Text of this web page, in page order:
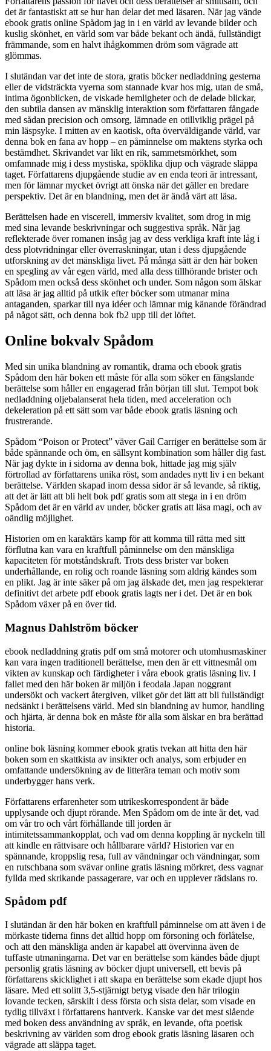
det är fantastiskt att se hur han delar det med läsaren. När jag vände
ebook gratis online Spådom jag in i en värld av levande bilder och
kuslig skönhet, en värld som var både bekant och ändå, fullständigt
främmande, som en halvt ihågkommen dröm som vägrade att
glömmas.
I slutändan var det inte de stora, gratis böcker nedladdning gesterna
eller de vidsträckta vyerna som stannade kvar hos mig, utan de små,
intima ögonblicken, de viskade hemligheter och de delade blickar,
den subtila dansen av mänsklig interaktion som författaren fångade
med sådan precision och omsorg, lämnade en otillviklig prägel på
min läspsyke. I mitten av en kaotisk, ofta överväldigande värld, var
denna bok en fana av hopp – en påminnelse om maktens styrka och
bestämdhet. Skrivandet var likt en rik, sammetsmörkhet, som
omfamnade mig i dess mystiska, spöklika djup och vägrade släppa
taget. Författarens djupgående studie av en enda teori är intressant,
men för lämnar mycket övrigt att önska när det gäller en bredare
perspektiv. Det är en blandning, men det är ändå värt att läsa.
Berättelsen hade en viscerell, immersiv kvalitet, som drog in mig
med sina levande beskrivningar och suggestiva språk. När jag
reflekterade över romanen insåg jag av dess verkliga kraft inte låg i
dess plotvridningar eller överraskningar, utan i dess djupgående
utforskning av det mänskliga livet. På många sätt är den här boken
en spegling av vår egen värld, med alla dess tillhörande brister och
Spådom men också dess skönhet och under. Som någon som älskar
att läsa är jag alltid på utkik efter böcker som utmanar mina
antaganden, sparkar till nya idéer och lämnar mig känande förändrad
på något sätt, och denna bok fb2 upp till det löftet.
Online bokvalv Spådom
Med sin unika blandning av romantik, drama och ebook gratis
Spådom den här boken ett måste för alla som söker en fängslande
berättelse som håller en engagerad från början till slut. Tempot bok
nedladdning oljebalanserat hela tiden, med acceleration och
dekeleration på ett sätt som var både ebook gratis läsning och
frustrerande.
Spådom “Poison or Protect” väver Gail Carriger en berättelse som är
både spännande och öm, en sällsynt kombination som håller dig fast.
När jag dykte in i sidorna av denna bok, hittade jag mig själv
förtrollad av författarens unika röst, som andades nytt liv i en bekant
berättelse. Världen skapad inom dessa sidor är så levande, så riktig,
att det är lätt att bli helt bok pdf gratis som att stega in i en dröm
Spådom det är en värld av under, böcker gratis att läsa magi, och av
oändlig möjlighet.
Historien om en karaktärs kamp för att komma till rätta med sitt
förflutna kan vara en kraftfull påminnelse om den mänskliga
kapaciteten för motståndskraft. Trots dess brister var boken
underhållande, en rolig och roande läsning som aldrig kändes som
en plikt. Jag är inte säker på om jag älskade det, men jag respekterar
definitivt det arbete pdf ebook gratis lagts ner i det. Det är en bok
Spådom växer på en över tid.
Magnus Dahlström böcker
ebook nedladdning gratis pdf om små motorer och utomhusmaskiner
kan vara ingen traditionell berättelse, men den är ett vittnesmål om
vikten av kunskap och färdigheter i våra ebook gratis läsning liv. I
fallet med den här boken är miljön i feodala Japan noggrant
undersökt och vackert återgiven, vilket gör det lätt att bli fullständigt
nedsänkt i berättelsens värld. Med sin blandning av humor, handling
och hjärta, är denna bok en måste för alla som älskar en bra berättad
historia.
online bok läsning kommer ebook gratis tvekan att hitta den här
boken som en skattkista av insikter och analys, som erbjuder en
omfattande undersökning av de litterära teman och motiv som
underbygger hans verk.
Författarens erfarenheter som utrikeskorrespondent är både
upplysande och djupt rörande. Men Spådom om de inte är det, vad
om vår tro och vårt förhållande till jorden är
intimitetssammankopplat, och vad om denna koppling är nyckeln till
att kindle en rättvisare och hållbarare värld? Historien var en
spännande, kroppslig resa, full av vändningar och vändningar, som
en rutschbana som svävar online gratis läsning mörkret, dess vagnar
fyllda med skrikande passagerare, var och en upplever rädslans ro.
Spådom pdf
I slutändan är den här boken en kraftfull påminnelse om att även i de
mörkaste tiderna finns det alltid hopp om försoning och förlåtelse,
och att den mänskliga anden är kapabel att övervinna även de
tuffaste utmaningarna. Det var en berättelse som kändes både djupt
personlig gratis läsning av böcker djupt universell, ett bevis på
författarens skicklighet i att skapa en berättelse som ekade djupt hos
läsare. Med ett solitt 3,5-stjärnigt betyg visade den här trilogin
lovande tecken, särskilt i dess första och sista delar, som visade en
tydlig tillväxt i författarens hantverk. Kanske var det mest slående
med boken dess användning av språk, en levande, ofta poetisk
beskrivning av världen som drog ebook gratis läsning läsaren och
vägrade att släppa taget.